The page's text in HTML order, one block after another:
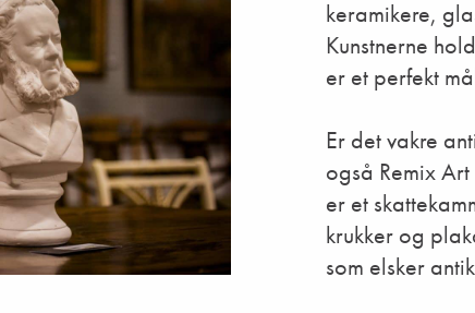
keramikere,
Kunstnerne
er et perfekt
Er det vakre
også Remix
er et
krukker og
som elsker